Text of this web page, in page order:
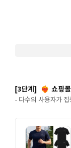
[3단계] ❤️‍🔥 쇼핑
- 다수의 사용자가